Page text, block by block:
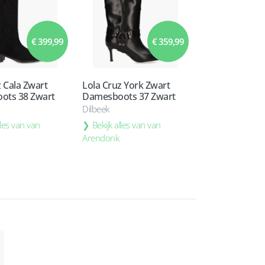
€ 399,99
Cala Zwart
38 Zwart
van van
€ 359,99
Lola Cruz York Zwart
Damesboots 37 Zwart
Dilbeek
Bekijk alles van van
Arendonk